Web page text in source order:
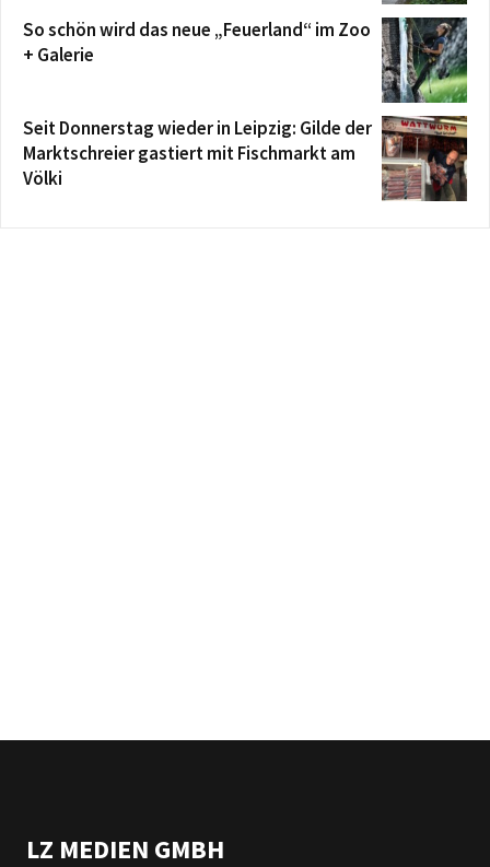
So schön wird das neue „Feuerland“ im Zoo
+ Galerie
Seit Donnerstag wieder in Leipzig: Gilde der
Marktschreier gastiert mit Fischmarkt am
Völki
LZ MEDIEN GMBH